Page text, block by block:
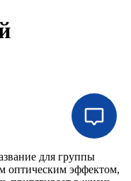
для группы
оптическим эффектом,